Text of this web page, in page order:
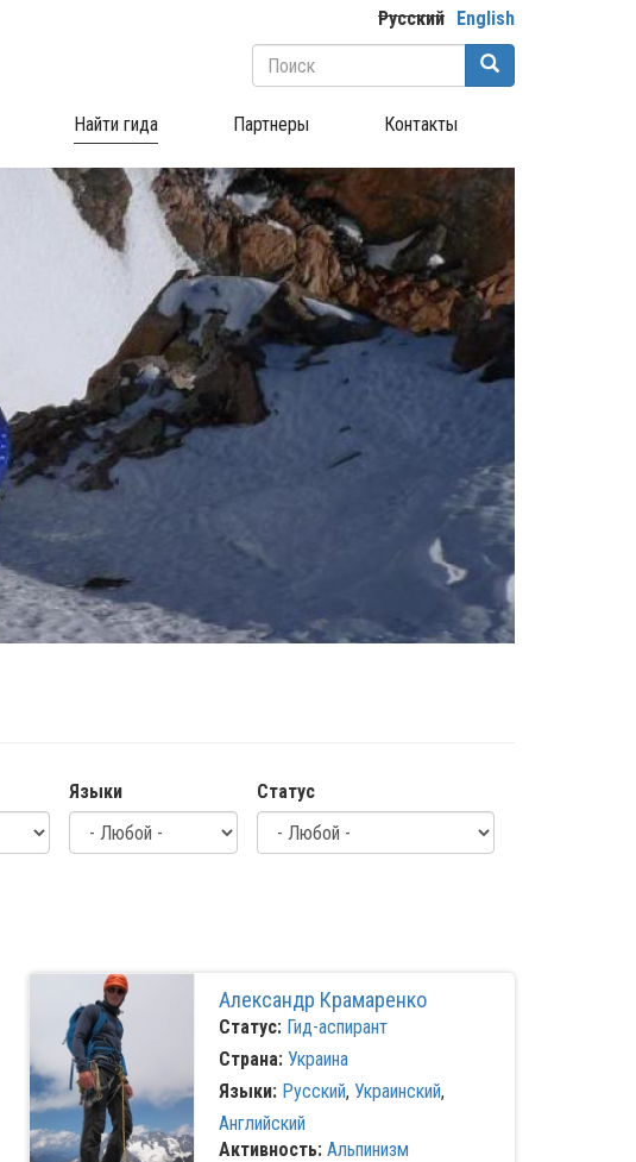
Русский English
Форма
поиска
Найти гида Партнеры Контакты
Языки Статус
Александр Крамаренко
Статус: Гид-аспирант
Страна: Украина
Языки: Русский, Украинский,
Английский
Активность: Альпинизм